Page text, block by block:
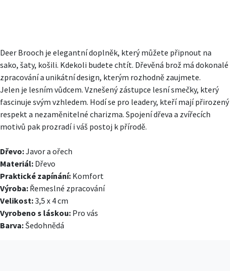
Deer Brooch je elegantní doplněk, který můžete připnout na
sako, šaty, košili. Kdekoli budete chtít. Dřevěná brož má dokonalé
zpracování a unikátní design, kterým rozhodně zaujmete.
Jelen je lesním vůdcem. Vznešený zástupce lesní smečky, který
fascinuje svým vzhledem. Hodí se pro leadery, kteří mají přirozený
respekt a nezaměnitelné charizma. Spojení dřeva a zvířecích
motivů pak prozradí i váš postoj k přírodě.
Dřevo:Javor a ořech
Materiál: Dřevo
Praktické zapínání: Komfort
Výroba: Řemeslné zpracování
Velikost:3,5 x 4 cm
Vyrobeno s láskou: Pro vás
Barva:Šedohnědá